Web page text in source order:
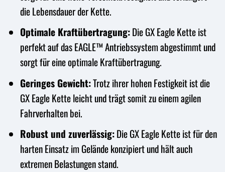
die Lebensdauer der Kette.
Optimale Kraftübertragung:Die GX Eagle Kette ist
perfekt auf das EAGLE™ Antriebssystem abgestimmt und
sorgt für eine optimale Kraftübertragung.
Geringes Gewicht:Trotz ihrer hohen Festigkeit ist die
GX Eagle Kette leicht und trägt somit zu einem agilen
Fahrverhalten bei.
Robust und zuverlässig:Die GX Eagle Kette ist für den
harten Einsatz im Gelände konzipiert und hält auch
extremen Belastungen stand.